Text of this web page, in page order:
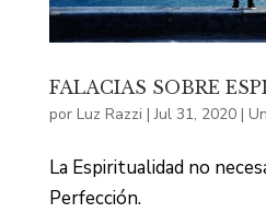
FALACIAS SOBRE
por Luz Razzi |Jul 31, 2020|
La Espiritualidad no
Perfección.